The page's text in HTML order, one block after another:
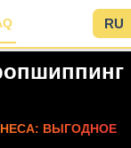
RU
ВЫГОДНОЕ